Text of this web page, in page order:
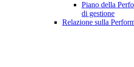
Piano della
di gestione
Relazione sulla